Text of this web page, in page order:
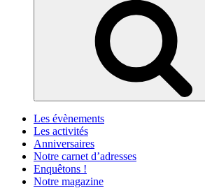
Les évènements
Les activités
Anniversaires
Notre carnet d’adresses
Enquêtons !
Notre magazine